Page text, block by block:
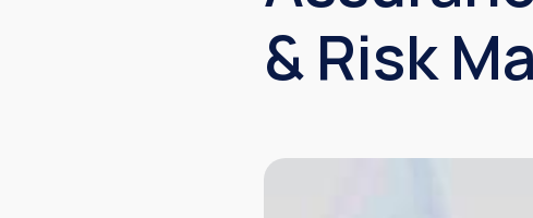
& Risk